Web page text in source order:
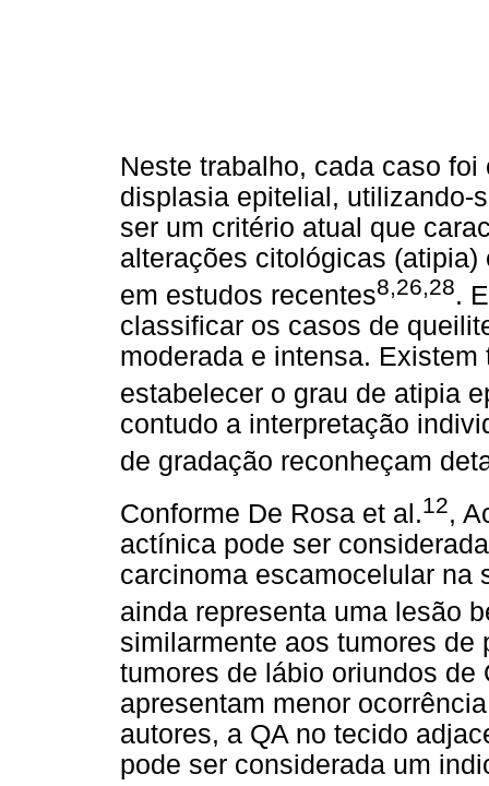
Neste trabalho, cada caso
displasia epitelial, utilizando-
ser um critério atual que
alterações citológicas
em estudos recentes8,26,28.
classificar os casos de
moderada e intensa.
estabelecer o grau de atipia
contudo a interpretação
de gradação reconheçam
Conforme De Rosa et al.12,
actínica pode ser
carcinoma escamocelular na
ainda representa uma lesão
similarmente aos tumores
tumores de lábio oriundos de
apresentam menor
autores, a QA no tecido
pode ser considerada um